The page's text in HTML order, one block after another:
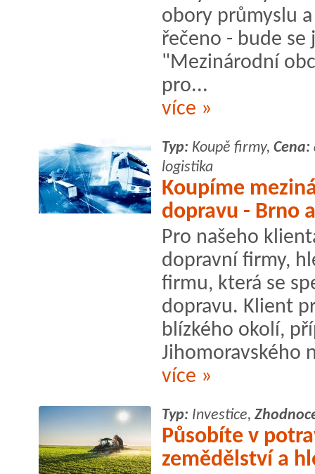
obory průmyslu
řečeno - bude se
"Mezinárodní
pro...
více »
Typ: Koupě firmy, Cena:
logistika
Koupíme
dopravu - Brno
Pro našeho
dopravní firmy,
firmu, která se
dopravu. Klient
blízkého okolí,
Jihomoravského
více »
Typ: Investice,
Působíte v
zemědělství a